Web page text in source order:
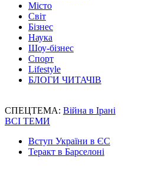
Місто
Світ
Бізнес
Наука
Шоу-бізнес
Спорт
Lifestyle
БЛОГИ ЧИТАЧІВ
СПЕЦТЕМА: Війна в Ірані
ВСІ ТЕМИ
Вступ України в ЄС
Теракт в Барселоні